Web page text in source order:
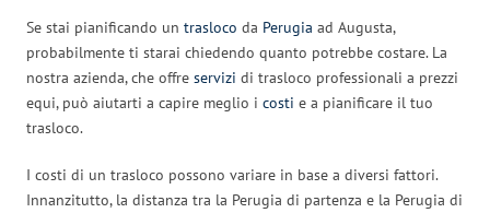
Se stai pianificando un trasloco da Perugia ad Augusta,
probabilmente ti starai chiedendo quanto potrebbe costare. La
nostra azienda, che offre servizi di trasloco professionali a prezzi
equi, può aiutarti a capire meglio i costi e a pianificare il tuo
trasloco.
I costi di un trasloco possono variare in base a diversi fattori.
Innanzitutto, la distanza tra la Perugia di partenza e la Perugia di